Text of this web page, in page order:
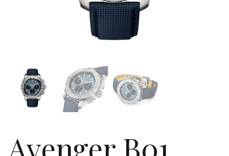
Avenger B01